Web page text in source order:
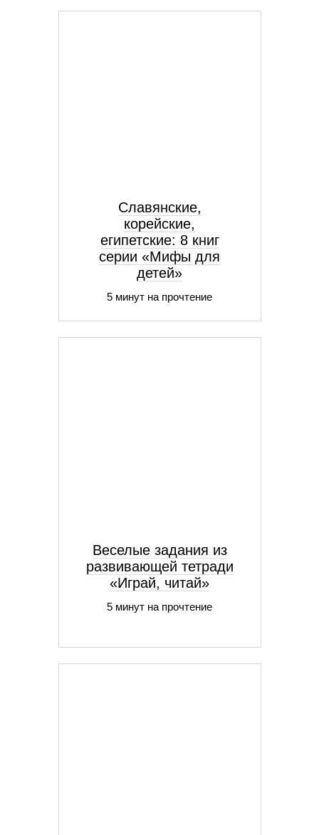
Славянские,
корейские,
египетские: 8 книг
серии «Мифы для
детей»
5 минут на прочтение
Веселые задания из
развивающей тетради
«Играй, читай»
5 минут на прочтение